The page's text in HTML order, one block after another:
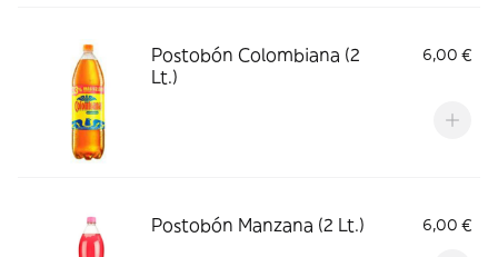
Postobón Colombiana (2
Lt.)
6,00 €
Postobón Manzana (2 Lt.) 6,00 €